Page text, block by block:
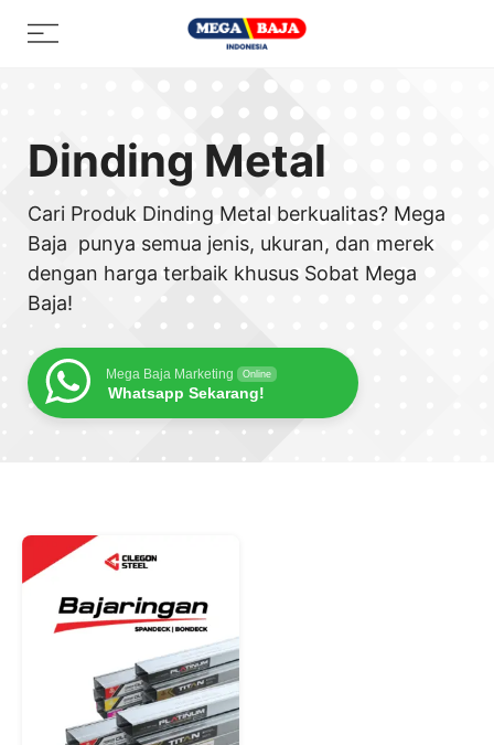
Menu
Dinding Metal
Cari Produk Dinding Metal berkualitas? Mega
Baja punya semua jenis, ukuran, dan merek
dengan harga terbaik khusus Sobat Mega
Baja!
Mega Baja Marketing Online
Whatsapp Sekarang!